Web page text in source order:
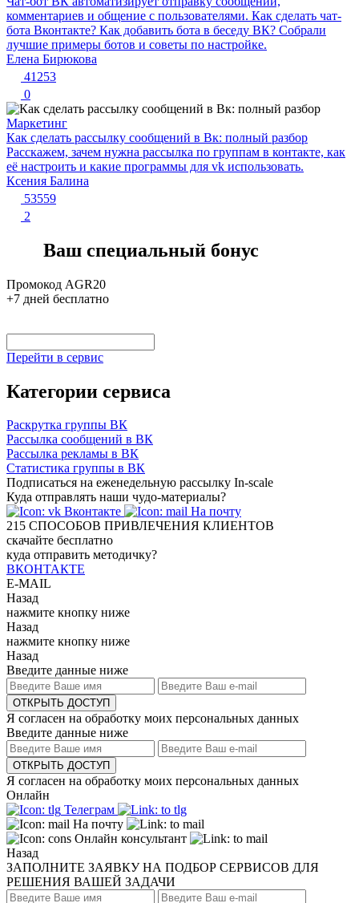
комментариев и общение с пользователями. Как сделать чат-
бота Вконтакте? Как добавить бота в беседу ВК? Собрали
лучшие примеры ботов и советы по настройке.
Елена Бирюкова
41253
0
Маркетинг
Как сделать рассылку сообщений в Вк: полный разбор
Расскажем, зачем нужна рассылка по группам в контакте, как
её настроить и какие программы для vk использовать.
Ксения Балина
53559
2
Ваш специальный бонус
Промокод AGR20
+7 дней бесплатно
Перейти в сервис
Категории сервиса
Раскрутка группы ВК
Рассылка сообщений в ВК
Рассылка рекламы в ВК
Статистика группы в ВК
Подписаться на еженедельную рассылку In-scale
Куда отправлять наши чудо-материалы?
Вконтакте
На почту
215 СПОСОБОВ ПРИВЛЕЧЕНИЯ КЛИЕНТОВ
скачайте бесплатно
куда отправить методичку?
ВКОНТАКТЕ
E-MAIL
Назад
нажмите кнопку ниже
Назад
нажмите кнопку ниже
Назад
Введите данные ниже
ОТКРЫТЬ ДОСТУП
Я согласен на обработку моих персональных данных
Введите данные ниже
ОТКРЫТЬ ДОСТУП
Я согласен на обработку моих персональных данных
Онлайн
Телеграм
На почту
Онлайн консультант
Назад
ЗАПОЛНИТЕ ЗАЯВКУ НА ПОДБОР СЕРВИСОВ ДЛЯ
РЕШЕНИЯ ВАШЕЙ ЗАДАЧИ